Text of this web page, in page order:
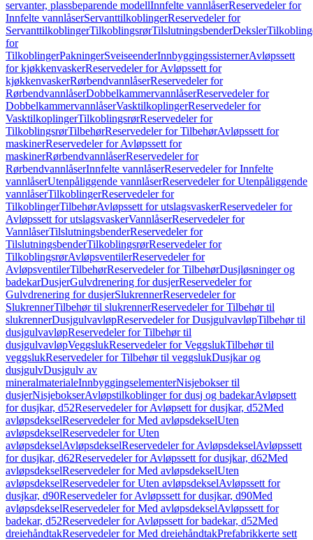
servanter, plassbeparende modellInnfelte vannlåserReservedeler for
Innfelte vannlåserServanttilkoblingerReservedeler for
ServanttilkoblingerTilkoblingsrørTilslutningsbenderDeksler
for
TilkoblingerPakningerSveiseenderInnbyggingssisternerAvløpssett
for kjøkkenvaskerReservedeler for Avløpssett for
kjøkkenvaskerRørbendvannlåserReservedeler for
RørbendvannlåserDobbelkammervannlåserReservedeler for
DobbelkammervannlåserVasktilkoplingerReservedeler for
VasktilkoplingerTilkoblingsrørReservedeler for
TilkoblingsrørTilbehørReservedeler for TilbehørAvløpssett for
maskinerReservedeler for Avløpssett for
maskinerRørbendvannlåserReservedeler for
RørbendvannlåserInnfelte vannlåserReservedeler for Innfelte
vannlåserUtenpåliggende vannlåserReservedeler for Utenpåliggende
vannlåserTilkoblingerReservedeler for
TilkoblingerTilbehørAvløpssett for utslagsvaskerReservedeler for
Avløpssett for utslagsvaskerVannlåserReservedeler for
VannlåserTilslutningsbenderReservedeler for
TilslutningsbenderTilkoblingsrørReservedeler for
TilkoblingsrørAvløpsventilerReservedeler for
AvløpsventilerTilbehørReservedeler for TilbehørDusjløsninger og
badekarDusjerGulvdrenering for dusjerReservedeler for
Gulvdrenering for dusjerSlukrennerReservedeler for
SlukrennerTilbehør til slukrennerReservedeler for Tilbehør til
slukrennerDusjgulvavløpReservedeler for DusjgulvavløpTilbehør til
dusjgulvavløpReservedeler for Tilbehør til
dusjgulvavløpVeggslukReservedeler for VeggslukTilbehør til
veggslukReservedeler for Tilbehør til veggslukDusjkar og
dusjgulvDusjgulv av
mineralmaterialeInnbyggingselementerNisjebokser til
dusjerNisjebokserAvløpstilkoblinger for dusj og badekarAvløpsett
for dusjkar, d52Reservedeler for Avløpsett for dusjkar, d52Med
avløpsdekselReservedeler for Med avløpsdekselUten
avløpsdekselReservedeler for Uten
avløpsdekselAvløpsdekselReservedeler for AvløpsdekselAvløpssett
for dusjkar, d62Reservedeler for Avløpssett for dusjkar, d62Med
avløpsdekselReservedeler for Med avløpsdekselUten
avløpsdekselReservedeler for Uten avløpsdekselAvløpssett for
dusjkar, d90Reservedeler for Avløpssett for dusjkar, d90Med
avløpsdekselReservedeler for Med avløpsdekselAvløpssett for
badekar, d52Reservedeler for Avløpssett for badekar, d52Med
dreiehåndtakReservedeler for Med dreiehåndtakPrefabrikkerte sett